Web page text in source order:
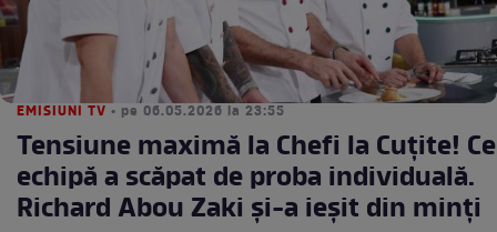
EMISIUNI TV • pe 06.05.2026 la 23:55
Tensiune maximă la Chefi la Cuțite! Ce
echipă a scăpat de proba individuală.
Richard Abou Zaki și-a ieșit din minți